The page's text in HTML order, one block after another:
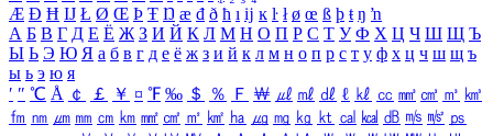
Æ Ð Ħ Ĳ Ł Ø Œ Þ Ŧ Ŋ æ đ ð ħ ı ĳ ĸ ŀ ł ø œ ß þ ŧ ŋ ŉ
А Б В Г Д Е Ё Ж З И Й К Л М Н О П Р С Т У Ф Х Ц Ч Ш Щ Ъ
Ы Ь Э Ю Я а б в г д е ё ж з и й к л м н о п р с т у ф х ц ч ш щ ъ
ы ь э ю я
′ ″ ℃ Å ￠ ￡ ￥ ¤ ℉ ‰ ＄ ％ Ｆ ￦ ㎕ ㎖ ㎗ ℓ ㎘ ㏄ ㎣ ㎤ ㎥ ㎦
㎙ ㎚ ㎛ ㎜ ㎝ ㎞ ㎟ ㎠ ㎡ ㎢ ㏊ ㎍ ㎎ ㎏ ㏏ ㎈ ㎉ ㏈ ㎧ ㎨ ㎰